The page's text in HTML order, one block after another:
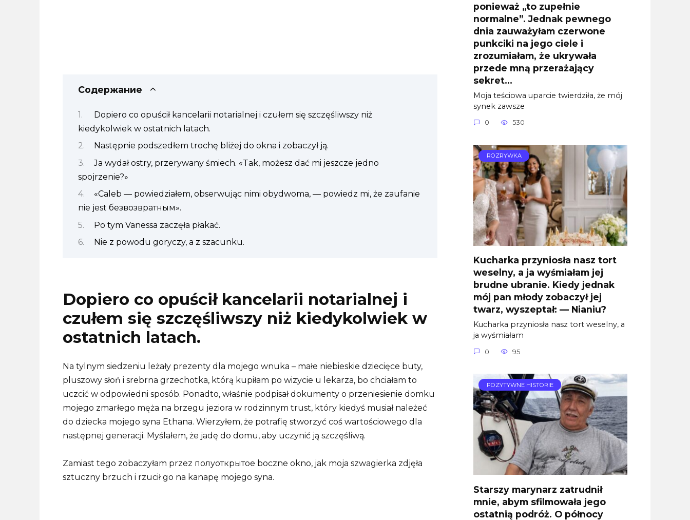
Содержание
Dopiero co opuścił kancelarii notarialnej i czułem się szczęśliwszy niż
kiedykolwiek w ostatnich latach.
Następnie podszedłem trochę bliżej do okna i zobaczył ją.
Ja wydał ostry, przerywany śmiech. «Tak, możesz dać mi jeszcze jedno
spojrzenie?»
«Caleb — powiedziałem, obserwując nimi obydwoma, — powiedz mi, że zaufanie
nie jest безвозвратным».
Po tym Vanessa zaczęła płakać.
Nie z powodu goryczy, a z szacunku.
Dopiero co opuścił kancelarii notarialnej i
czułem się szczęśliwszy niż kiedykolwiek w
ostatnich latach.
Na tylnym siedzeniu leżały prezenty dla mojego wnuka – małe niebieskie dziecięce buty,
pluszowy słoń i srebrna grzechotka, którą kupiłam po wizycie u lekarza, bo chciałam to
uczcić w odpowiedni sposób. Ponadto, właśnie podpisał dokumenty o przeniesienie domku
mojego zmarłego męża na brzegu jeziora w rodzinnym trust, który kiedyś musiał należeć
do dziecka mojego syna Ethana. Wierzyłem, że potrafię stworzyć coś wartościowego dla
następnej generacji. Myślałem, że jadę do domu, aby uczynić ją szczęśliwą.
Zamiast tego zobaczyłam przez полуоткрытое boczne okno, jak moja szwagierka zdjęła
sztuczny brzuch i rzucił go na kanapę mojego syna.
ponieważ „to zupełnie
normalne”. Jednak pewnego
dnia zauważyłam czerwone
punkciki na jego ciele i
zrozumiałam, że ukrywała
przede mną przerażający
sekret…
Moja teściowa uparcie twierdziła, że mój
synek zawsze
0 530
ROZRYWKA
Kucharka przyniosła nasz tort
weselny, a ja wyśmiałam jej
brudne ubranie. Kiedy jednak
mój pan młody zobaczył jej
twarz, wyszeptał: — Nianiu?
Kucharka przyniosła nasz tort weselny, a
ja wyśmiałam
0 95
POZYTYWNE HISTORIE
Starszy marynarz zatrudnił
mnie, abym sfilmowała jego
ostatnią podróż. O północy